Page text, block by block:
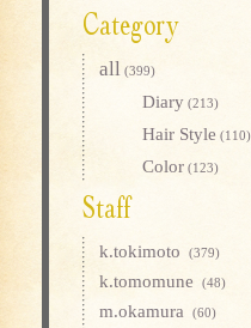
Category
all (399)
Diary (213)
Hair Style (110)
Color (123)
Staff
k.tokimoto (379)
k.tomomune (48)
m.okamura (60)